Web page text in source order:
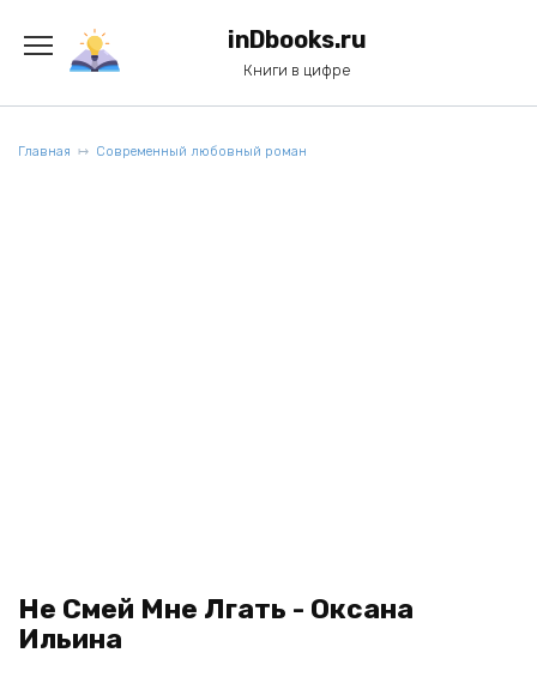
содержанию
inDbooks.ru
Книги в цифре
Главная Современный любовный роман
Не Смей Мне Лгать - Оксана
Ильина